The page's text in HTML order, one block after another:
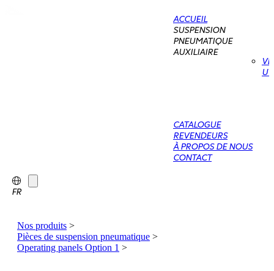
ACCUEIL
SUSPENSION
PNEUMATIQUE
AUXILIAIRE
CATALOGUE
REVENDEURS
À PROPOS DE NOUS
CONTACT
FR
Nos produits >
Pièces de suspension pneumatique >
Operating panels Option 1 >